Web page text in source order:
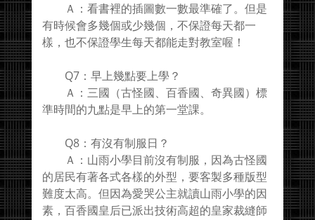
Ａ：看書裡的插圖數一數最準確了。但是
有時候會多幾個或少幾個，不保證每天都一
樣，也不保證學生每天都能走對教室喔！
Q7：早上幾點要上學？
Ａ：三國（古怪國、百香國、奇異國）標
準時間的九點是早上的第一堂課。
Q8：有沒有制服日？
Ａ：山雨小學目前沒有制服，因為古怪國
的居民有著各式各樣的外型，要客製多種版型
難度太高。但因為愛哭公主就讀山雨小學的因
素，百香國皇后已派出技術高超的皇家裁縫師